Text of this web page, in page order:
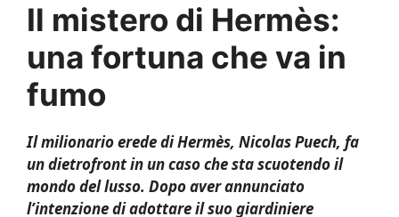
Il mistero di Hermès:
una fortuna che va in
fumo
Il milionario erede di Hermès, Nicolas Puech, fa
un dietrofront in un caso che sta scuotendo il
mondo del lusso. Dopo aver annunciato
l’intenzione di adottare il suo giardiniere